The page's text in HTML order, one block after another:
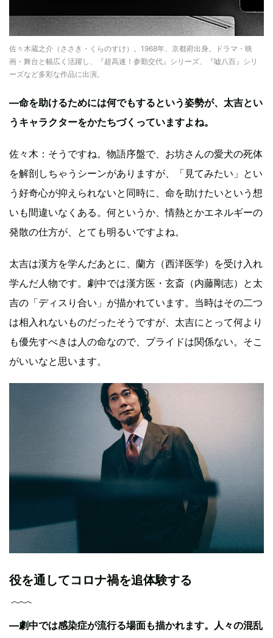
佐々木蔵之介（ささき・くらのすけ）。1968年、京都府出身。ドラマ・映
画・舞台と幅広く活躍し、『超高速！参勤交代』シリーズ、『嘘八百』シリ
ーズなど多彩な作品に出演。
—命を助けるためには何でもするという姿勢が、太吉とい
うキャラクターをかたちづくっていますよね。
佐々木：そうですね。物語序盤で、お坊さんの愛犬の死体
を解剖しちゃうシーンがありますが、「見てみたい」とい
う好奇心が抑えられないと同時に、命を助けたいという想
いも間違いなくある。何というか、情熱とかエネルギーの
発散の仕方が、とても明るいですよね。
太吉は漢方を学んだあとに、蘭方（西洋医学）を受け入れ
学んだ人物です。劇中では漢方医・玄斎（内藤剛志）と太
吉の「ディスり合い」が描かれています。当時はその二つ
は相入れないものだったそうですが、太吉にとって何より
も優先すべきは人の命なので、プライドは関係ない。そこ
がいいなと思います。
役を通してコロナ禍を追体験する
—劇中では感染症が流行る場面も描かれます。人々の混乱